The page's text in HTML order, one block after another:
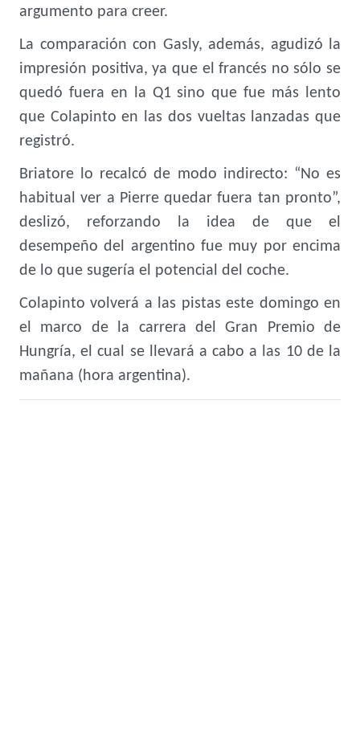
argumento para creer.
La comparación con Gasly, además, agudizó la
impresión positiva, ya que el francés no sólo se
quedó fuera en la Q1 sino que fue más lento
que Colapinto en las dos vueltas lanzadas que
registró.
Briatore lo recalcó de modo indirecto: “No es
habitual ver a Pierre quedar fuera tan pronto”,
deslizó, reforzando la idea de que el
desempeño del argentino fue muy por encima
de lo que sugería el potencial del coche.
Colapinto volverá a las pistas este domingo en
el marco de la carrera del Gran Premio de
Hungría, el cual se llevará a cabo a las 10 de la
mañana (hora argentina).